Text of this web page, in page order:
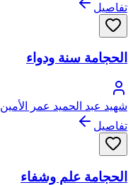
تفاصيل
الحجامة سنة ودواء
شهيد عبد الحميد عمر الأمين
تفاصيل
الحجامة علم وشفاء